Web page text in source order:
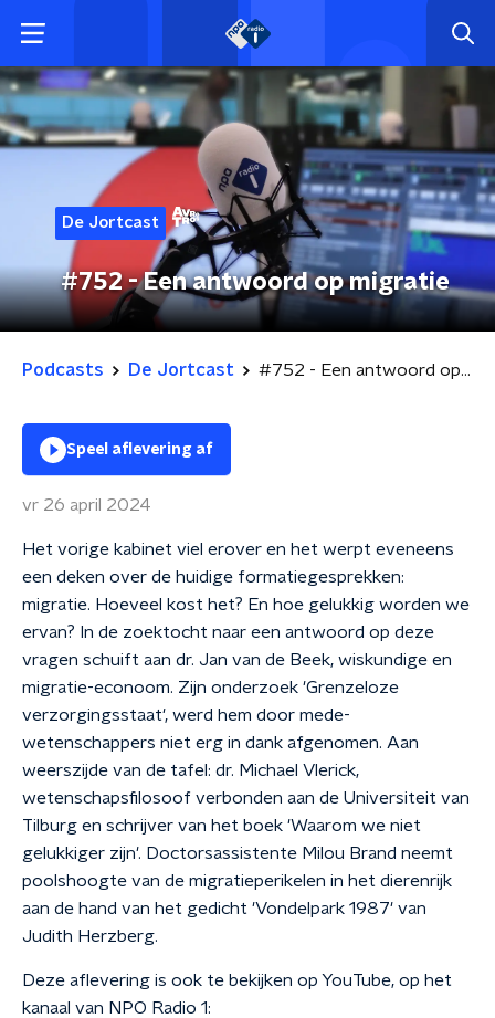
De Jortcast
#752 - Een antwoord op migratie
Podcasts De Jortcast #752 - Een antwoord op migratie
Speel aflevering af
vr 26 april 2024
Het vorige kabinet viel erover en het werpt eveneens
een deken over de huidige formatiegesprekken:
migratie. Hoeveel kost het? En hoe gelukkig worden we
ervan? In de zoektocht naar een antwoord op deze
vragen schuift aan dr. Jan van de Beek, wiskundige en
migratie-econoom. Zijn onderzoek 'Grenzeloze
verzorgingsstaat', werd hem door mede-
wetenschappers niet erg in dank afgenomen. Aan
weerszijde van de tafel: dr. Michael Vlerick,
wetenschapsfilosoof verbonden aan de Universiteit van
Tilburg en schrijver van het boek 'Waarom we niet
gelukkiger zijn'. Doctorsassistente Milou Brand neemt
poolshoogte van de migratieperikelen in het dierenrijk
aan de hand van het gedicht 'Vondelpark 1987' van
Judith Herzberg.
Deze aflevering is ook te bekijken op YouTube, op het
kanaal van NPO Radio 1: